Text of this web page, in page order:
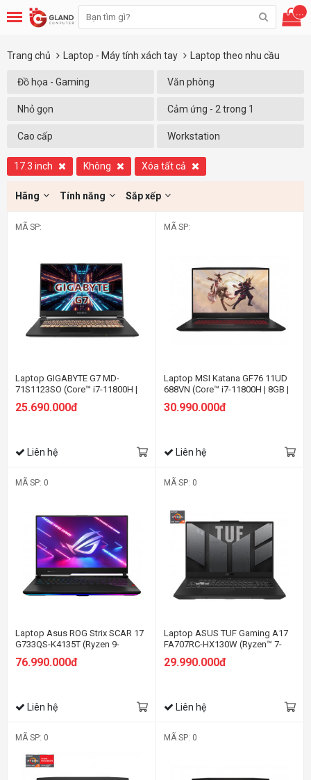
...
Trang chủ Laptop - Máy tính xách tay Laptop theo nhu cầu
Đồ họa - Gaming Văn phòng
Nhỏ gọn Cảm ứng - 2 trong 1
Cao cấp Workstation
17.3 inch Không Xóa tất cả
Hãng Tính năng Sắp xếp
MÃ SP:
Laptop GIGABYTE G7 MD-
71S1123SO (Core™ i7-11800H |
17.3 inch FHD | Win 11 | Đen)
25.690.000đ
Liên hệ
MÃ SP:
Laptop MSI Katana GF76 11UD
688VN (Core™ i7-11800H | 8GB |
inch FHD | Win 10 | Đen)
30.990.000đ
Liên hệ
MÃ SP: 0
Laptop Asus ROG Strix SCAR 17
G733QS-K4135T (Ryzen 9-
5900HX | 32GB | 1TB | RTX 3080
16GB | 17.3 inch WQHD | Win 10 |
76.990.000đ
Liên hệ
MÃ SP: 0
Laptop ASUS TUF Gaming A17
FA707RC-HX130W (Ryzen™ 7-
6800H | 8GB | 512GB | RTX™ 3050
4GB | 17.3-inch FHD | Win 11 |
29.990.000đ
Liên hệ
MÃ SP: 0 MÃ SP: 0